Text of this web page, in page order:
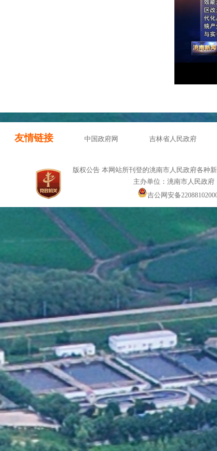
友情链接 中国政府网 吉林省人民政府
版权公告 本网站所刊登的洮南市人民政府各种
主办单位：洮南市人民政
吉公网安备